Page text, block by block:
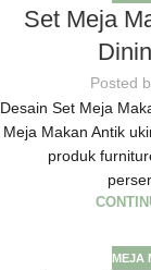
Set Meja
Posted
Desain Set Meja
Meja Makan Antik
produk
MEJA